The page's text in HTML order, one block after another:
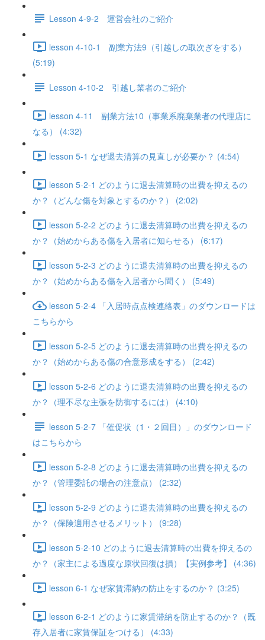
Lesson 4-9-2 運営会社のご紹介
lesson 4-10-1 副業方法9（引越しの取次ぎをする）
(5:19)
Lesson 4-10-2 引越し業者のご紹介
lesson 4-11 副業方法10（事業系廃棄業者の代理店に
なる） (4:32)
lesson 5-1 なぜ退去清算の見直しが必要か？ (4:54)
lesson 5-2-1 どのように退去清算時の出費を抑えるの
か？（どんな傷を対象とするのか？） (2:02)
lesson 5-2-2 どのように退去清算時の出費を抑えるの
か？（始めからある傷を入居者に知らせる） (6:17)
lesson 5-2-3 どのように退去清算時の出費を抑えるの
か？（始めからある傷を入居者から聞く） (5:49)
lesson 5-2-4 「入居時点点検連絡表」のダウンロードは
こちらから
lesson 5-2-5 どのように退去清算時の出費を抑えるの
か？（始めからある傷の合意形成をする） (2:42)
lesson 5-2-6 どのように退去清算時の出費を抑えるの
か？（理不尽な主張を防御するには） (4:10)
lesson 5-2-7 「催促状（1・２回目）」のダウンロード
はこちらから
lesson 5-2-8 どのように退去清算時の出費を抑えるの
か？（管理委託の場合の注意点） (2:32)
lesson 5-2-9 どのように退去清算時の出費を抑えるの
か？（保険適用させるメリット） (9:28)
lesson 5-2-10 どのように退去清算時の出費を抑えるの
か？（家主による過度な原状回復は損）【実例参考】 (4:36)
lesson 6-1 なぜ家賃滞納の防止をするのか？ (3:25)
lesson 6-2-1 どのように家賃滞納を防止するのか？（既
存入居者に家賃保証をつける） (4:33)